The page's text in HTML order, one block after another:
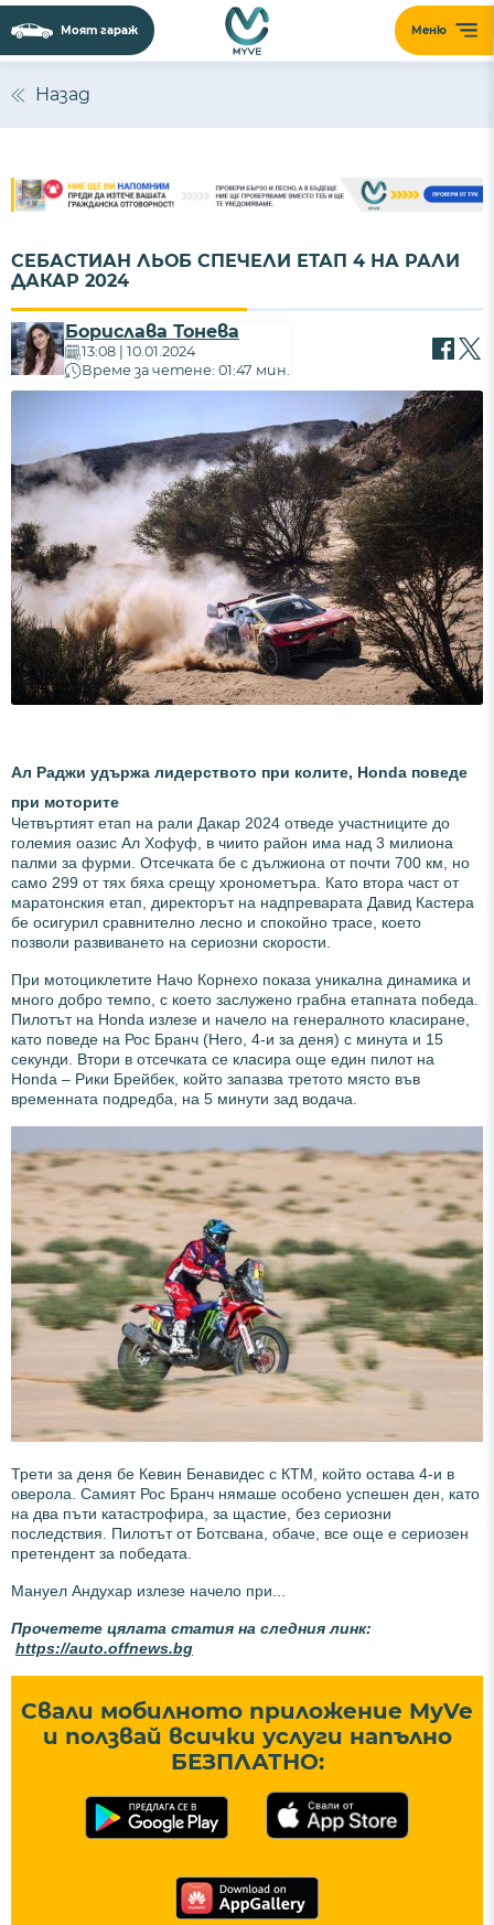
Меню
Моят гараж
Назад
СЕБАСТИАН ЛЬОБ СПЕЧЕЛИ ЕТАП 4 НА РАЛИ
ДАКАР 2024
Борислава Тонева
13:08 | 10.01.2024
Време за четене: 01:47 мин.
Ал Раджи удържа лидерството при колите, Honda поведе
при моторите
Четвъртият етап на рали Дакар 2024 отведе участниците до
големия оазис Ал Хофуф, в чиито район има над 3 милиона
палми за фурми. Отсечката бе с дължиона от почти 700 км, но
само 299 от тях бяха срещу хронометъра. Като втора част от
маратонския етап, директорът на надпреварата Давид Кастера
бе осигурил сравнително лесно и спокойно трасе, което
позволи развиването на сериозни скорости.
При мотоциклетите Начо Корнехо показа уникална динамика и
много добро темпо, с което заслужено грабна етапната победа.
Пилотът на Honda излезе и начело на генералното класиране,
като поведе на Рос Бранч (Hero, 4-и за деня) с минута и 15
секунди. Втори в отсечката се класира още един пилот на
Honda – Рики Брейбек, който запазва третото място във
временната подредба, на 5 минути зад водача.
Трети за деня бе Кевин Бенавидес с КТМ, който остава 4-и в
оверола. Самият Рос Бранч нямаше особено успешен ден, като
на два пъти катастрофира, за щастие, без сериозни
последствия. Пилотът от Ботсвана, обаче, все още е сериозен
претендент за победата.
Мануел Андухар излезе начело при...
Прочетете цялата статия на следния линк:
https://auto.offnews.bg
Свали мобилното приложение MyVe
и ползвай всички услуги напълно
БЕЗПЛАТНО: